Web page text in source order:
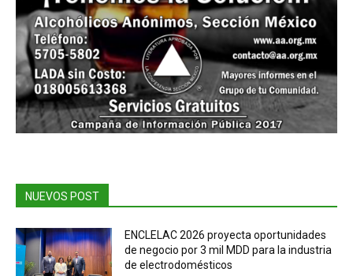
NUEVOS POST
ENCLELAC 2026 proyecta oportunidades
de negocio por 3 mil MDD para la industria
de electrodomésticos